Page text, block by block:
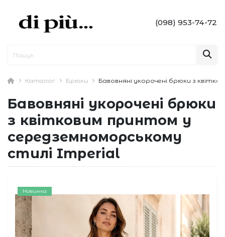
(098) 953-74-72
Каталог Брюки Бавовняні укорочені брюки з
Бавовняні укорочені брюки
з квітковим принтом у
середземноморському
стилі Imperial
Новинка